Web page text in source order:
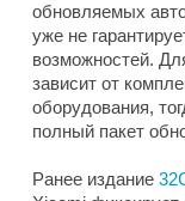
обновляемых
уже не
возможностей.
зависит от
оборудования,
полный пакет
Ранее издание